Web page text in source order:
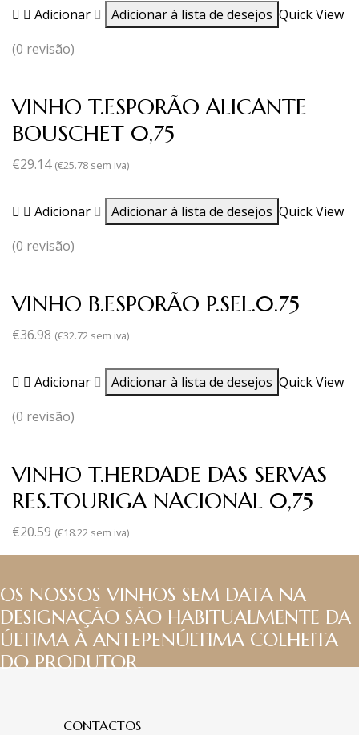
Adicionar Adicionar à lista de desejos Quick View
(0 revisão)
VINHO T.ESPORÃO ALICANTE
BOUSCHET 0,75
€29.14 (€25.78 sem iva)
Adicionar Adicionar à lista de desejos Quick View
(0 revisão)
VINHO B.ESPORÃO P.SEL.0.75
€36.98 (€32.72 sem iva)
Adicionar Adicionar à lista de desejos Quick View
(0 revisão)
VINHO T.HERDADE DAS SERVAS
RES.TOURIGA NACIONAL 0,75
€20.59 (€18.22 sem iva)
OS NOSSOS VINHOS SEM DATA NA
DESIGNAÇÃO SÃO HABITUALMENTE DA
ÚLTIMA À ANTEPENÚLTIMA COLHEITA
DO PRODUTOR
CONTACTOS